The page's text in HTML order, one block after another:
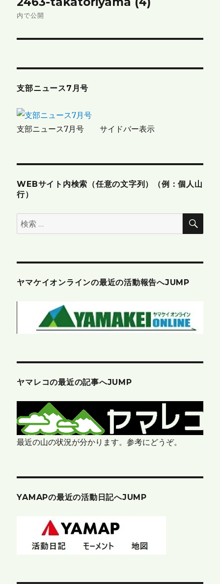
稿
ゲ
ー
シ
ョ
内で公開
支部ニュース7月号
支部ニュース7月号 サイドバー表示
WEBサイト内検索（任意の文字列）（例：個人山
行）
検
索:
検
ヤマケイオンラインの最近の活動報告へJUMP
ヤマレコの最近の記事へJUMP
最近の山の状況が分かります。参考にどうぞ。
YAMAPの最近の活動日記へJUMP